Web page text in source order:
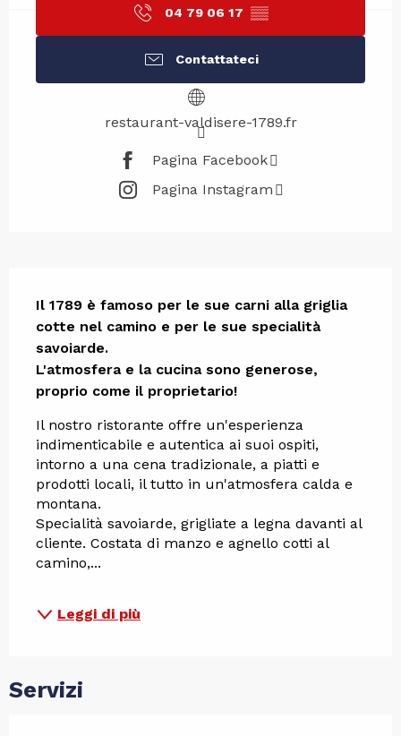
04 79 06 17 ▒▒
Contattateci
restaurant-valdisere-1789.fr
Pagina Facebook
Pagina Instagram
Il 1789 è famoso per le sue carni alla griglia
cotte nel camino e per le sue specialità
savoiarde.
L'atmosfera e la cucina sono generose,
proprio come il proprietario!
Il nostro ristorante offre un'esperienza
indimenticabile e autentica ai suoi ospiti,
intorno a una cena tradizionale, a piatti e
prodotti locali, il tutto in un'atmosfera calda e
montana.
Specialità savoiarde, grigliate a legna davanti al
cliente. Costata di manzo e agnello cotti al
camino,...
Leggi di più
Servizi